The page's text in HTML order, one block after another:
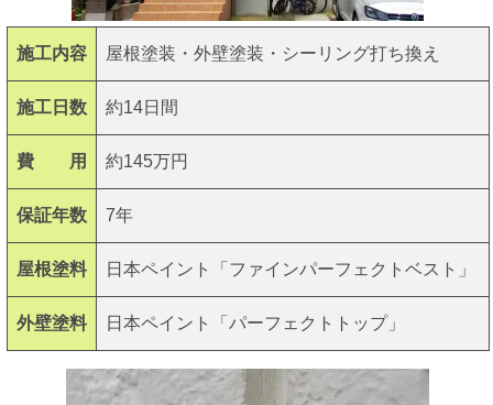
施工内容 屋根塗装・外壁塗装・シーリング打ち換え
施工日数 約14日間
費 用 約145万円
保証年数 7年
屋根塗料 日本ペイント「ファインパーフェクトベスト」
外壁塗料 日本ペイント「パーフェクトトップ」